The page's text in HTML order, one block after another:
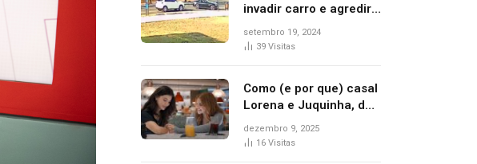
invadir carro e agredir
delegado aposentado
durante confusão no
setembro 19, 2024
39 Visitas
Como (e por que) casal
Lorena e Juquinha, de
‘Três Graças’, ganhou
repercussão
dezembro 9, 2025
16 Visitas